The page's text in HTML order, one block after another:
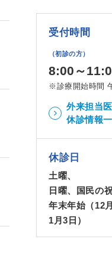
受付時間
（初診の方）
8:00～
※診療開始時間
外来担当
休診情報
休診日
土曜、
日曜、国民の祝
年末年始（12
1月3日）